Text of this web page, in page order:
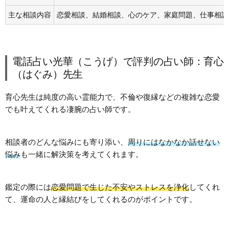
主な相談内容 恋愛相談、結婚相談、心のケア、家庭問題、仕事相
電話占い光華（こうげ）で評判の占い師：育心
（はぐみ）先生
育心先生は純度の高い霊能力で、不倫や復縁などの複雑な恋愛
でも叶えてくれる凄腕の占い師です。
相談者のどんな悩みにも寄り添い、 周りにはなかなか話せない
悩みも一緒に解決策を考えてくれます。
鑑定の際には恋愛問題で生じた不安やストレスを浄化してくれ
て、運命の人と縁結びをしてくれるのがポイントです。